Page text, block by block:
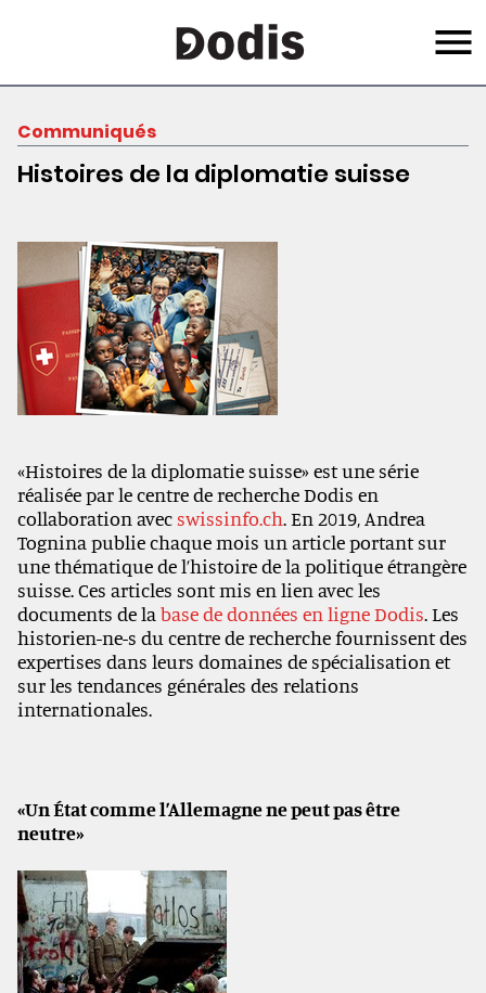
content
Menu
Communiqués
Histoires de la diplomatie suisse
«Histoires de la diplomatie suisse» est une série
réalisée par le centre de recherche Dodis en
collaboration avec swissinfo.ch. En 2019, Andrea
Tognina publie chaque mois un article portant sur
une thématique de l’histoire de la politique étrangère
suisse. Ces articles sont mis en lien avec les
documents de la base de données en ligne Dodis. Les
historien-ne-s du centre de recherche fournissent des
expertises dans leurs domaines de spécialisation et
sur les tendances générales des relations
internationales.
«Un État comme l’Allemagne ne peut pas être
neutre»